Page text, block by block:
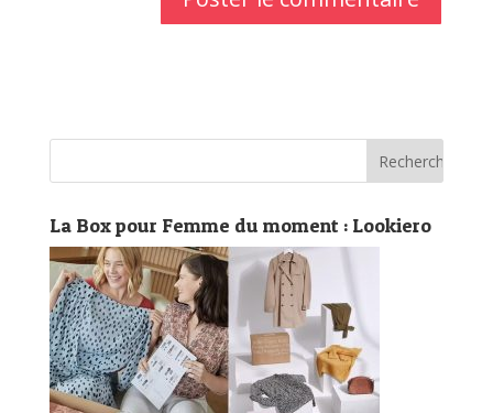
La Box pour Femme du moment : Lookiero